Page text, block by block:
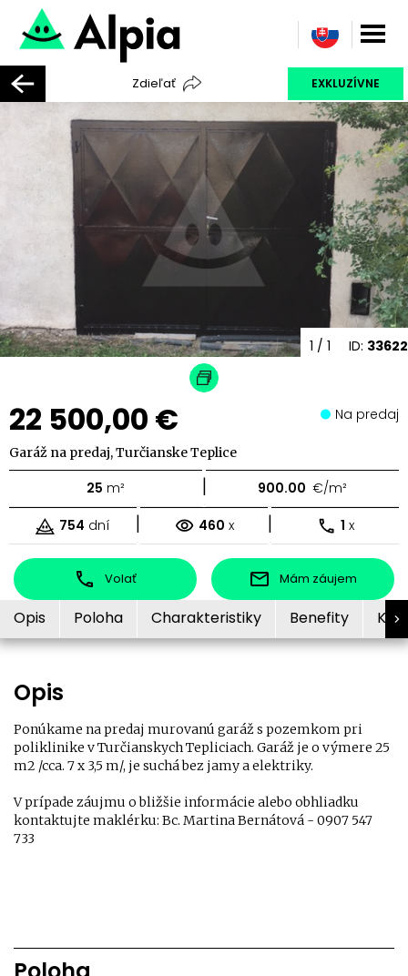
Zdieľať EXKLUZÍVNE
ID: 33622
1 / 1
22 500,00 € Na predaj
Garáž na predaj, Turčianske Teplice
25 m² | 900.00 €/m²
754 dní | 460 x | 1 x
Volať Mám záujem
Opis Poloha Charakteristiky Benefity
Opis
Ponúkame na predaj murovanú garáž s pozemkom pri
poliklinike v Turčianskych Tepliciach. Garáž je o výmere 25
m2 /cca. 7 x 3,5 m/, je suchá bez jamy a elektriky.
V prípade záujmu o bližšie informácie alebo obhliadku
kontaktujte maklérku: Bc. Martina Bernátová - 0907 547
733